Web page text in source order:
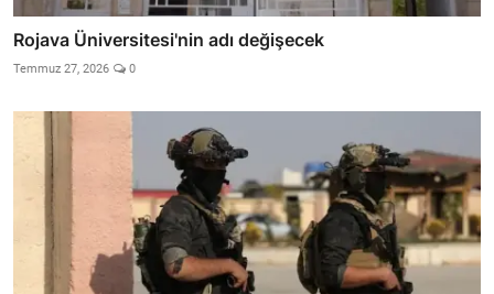
Rojava Üniversitesi'nin adı değişecek
Temmuz 27, 2026 0